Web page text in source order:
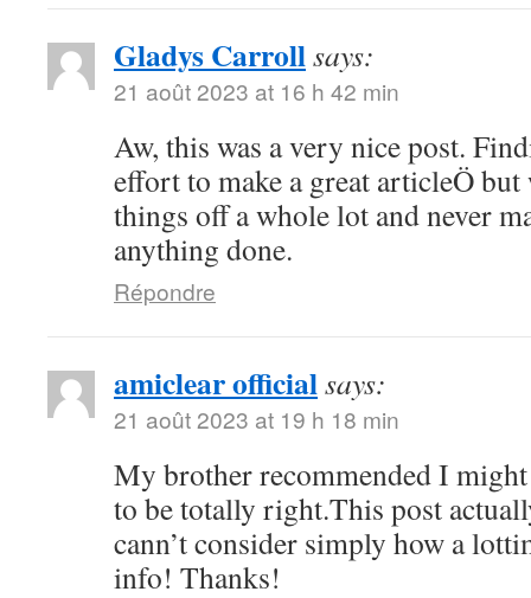
Gladys Carrollsays:
21 août 2023 at 16 h 42 min
Aw, this was a very nice post.
effort to make a great articleÖ
things off a whole lot and never
anything done.
Répondre
amiclear officialsays:
21 août 2023 at 19 h 18 min
My brother recommended I
to be totally right.This post
cann’t consider simply how a
info! Thanks!